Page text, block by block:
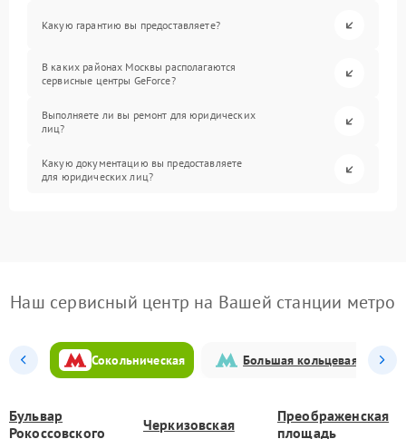
Какую гарантию вы предоставляете?
В каких районах Москвы располагаются
сервисные центры GeForce?
Выполняете ли вы ремонт для юридических
лиц?
Какую документацию вы предоставляете
для юридических лиц?
Наш сервисный центр на Вашей станции метро
Сокольническая Большая кольцевая
Бульвар
Рокоссовского
Черкизовская
Преображенская
площадь